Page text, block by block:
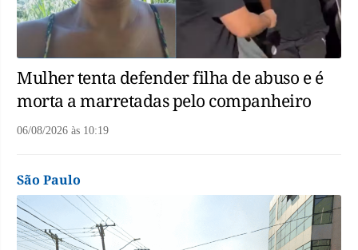
Mulher tenta defender filha de abuso e é
morta a marretadas pelo companheiro
06/08/2026 às 10:19
São Paulo